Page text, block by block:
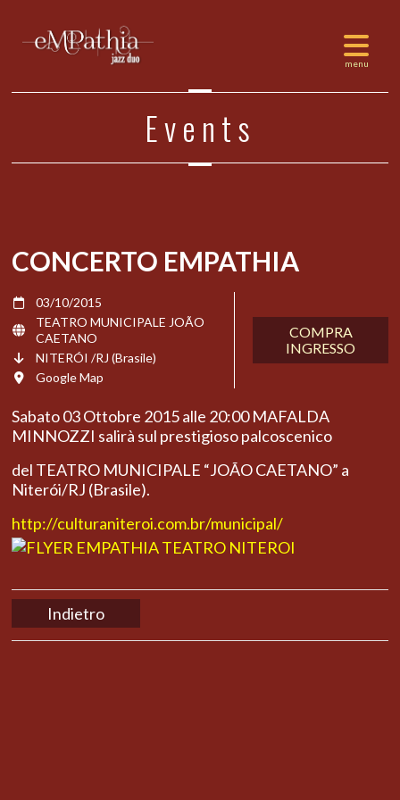
Events
CONCERTO EMPATHIA
03/10/2015
TEATRO MUNICIPALE JOÃO
CAETANO
NITERÓI /RJ (Brasile)
Google Map
COMPRA
INGRESSO
Sabato 03 Ottobre 2015 alle 20:00 MAFALDA
MINNOZZI salirà sul prestigioso palcoscenico
del TEATRO MUNICIPALE “JOÃO CAETANO” a
Niterói/RJ (Brasile).
http://culturaniteroi.com.br/municipal/
Indietro